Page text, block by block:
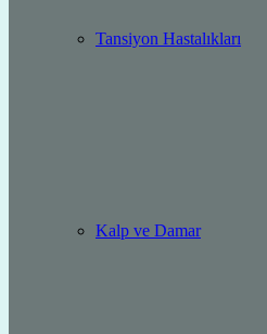
Tansiyon Hastalıkları
Kalp ve Damar